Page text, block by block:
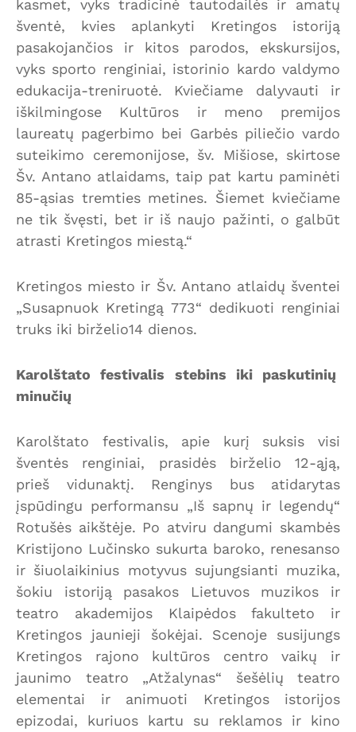
kasmet, vyks tradicinė tautodailės ir amatų
šventė, kvies aplankyti Kretingos istoriją
pasakojančios ir kitos parodos, ekskursijos,
vyks sporto renginiai, istorinio kardo valdymo
edukacija-treniruotė. Kviečiame dalyvauti ir
iškilmingose Kultūros ir meno premijos
laureatų pagerbimo bei Garbės piliečio vardo
suteikimo ceremonijose, šv. Mišiose, skirtose
Šv. Antano atlaidams, taip pat kartu paminėti
85-ąsias tremties metines. Šiemet kviečiame
ne tik švęsti, bet ir iš naujo pažinti, o galbūt
atrasti Kretingos miestą.“
Kretingos miesto ir Šv. Antano atlaidų šventei
„Susapnuok Kretingą 773“ dedikuoti renginiai
truks iki birželio14 dienos.
Karolštato festivalis stebins iki paskutinių
minučių
Karolštato festivalis, apie kurį suksis visi
šventės renginiai, prasidės birželio 12-ąją,
prieš vidunaktį. Renginys bus atidarytas
įspūdingu performansu „Iš sapnų ir legendų“
Rotušės aikštėje. Po atviru dangumi skambės
Kristijono Lučinsko sukurta baroko, renesanso
ir šiuolaikinius motyvus sujungsianti muzika,
šokiu istoriją pasakos Lietuvos muzikos ir
teatro akademijos Klaipėdos fakulteto ir
Kretingos jaunieji šokėjai. Scenoje susijungs
Kretingos rajono kultūros centro vaikų ir
jaunimo teatro „Atžalynas“ šešėlių teatro
elementai ir animuoti Kretingos istorijos
epizodai, kuriuos kartu su reklamos ir kino